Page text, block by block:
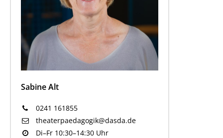
Sabine Alt
0241 161855
theaterpaedagogik@dasda.de
Di–Fr 10:30–14:30 Uhr